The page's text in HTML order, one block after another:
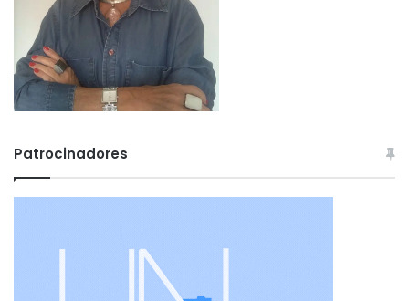
Patrocinadores